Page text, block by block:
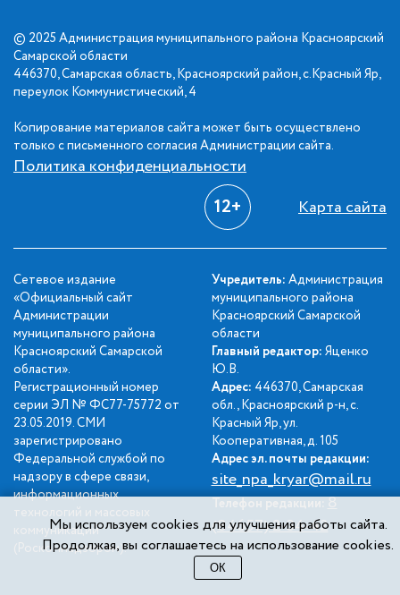
© 2025 Администрация муниципального района Красноярский
Самарской области
446370, Самарская область, Красноярский район, с.Красный Яр,
переулок Коммунистический, 4
Копирование материалов сайта может быть осуществлено
только с письменного согласия Администрации сайта.
Политика конфиденциальности
12+ Карта сайта
Сетевое издание
«Официальный сайт
Администрации
муниципального района
Красноярский Самарской
области».
Регистрационный номер
серии ЭЛ № ФС77-75772 от
23.05.2019. СМИ
зарегистрировано
Федеральной службой по
надзору в сфере связи,
информационных
технологий и массовых
коммуникаций
(Роскомнадзором).
Учредитель: Администрация
муниципального района
Красноярский Самарской
области
Главный редактор: Яценко
Ю.В.
Адрес: 446370, Самарская
обл., Красноярский р-н, с.
Красный Яр, ул.
Кооперативная, д. 105
Адрес эл. почты редакции:
site_npa_kryar@mail.ru
Телефон редакции: 8
(84657) 2-34-42
Мы используем cookies для улучшения работы сайта.
Продолжая, вы соглашаетесь на использование cookies.
ОК